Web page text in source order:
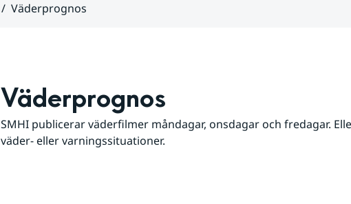
Väderprognos
Väderprognos
SMHI publicerar väderfilmer måndagar, onsdagar och fredagar.
väder- eller varningssituationer.